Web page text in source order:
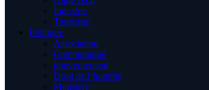
Industrie
Tourisme
Politique
Association
Communiqué
gouvernement
Droit de l’homme
Ministère